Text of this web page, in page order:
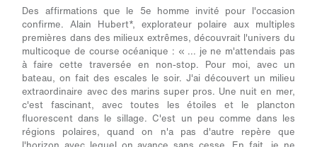
Des affirmations que le 5e homme invité pour l'occasion
confirme. Alain Hubert*, explorateur polaire aux multiples
premières dans des milieux extrêmes, découvrait l'univers du
multicoque de course océanique : « ... je ne m'attendais pas
à faire cette traversée en non-stop. Pour moi, avec un
bateau, on fait des escales le soir. J'ai découvert un milieu
extraordinaire avec des marins super pros. Une nuit en mer,
c'est fascinant, avec toutes les étoiles et le plancton
fluorescent dans le sillage. C'est un peu comme dans les
régions polaires, quand on n'a pas d'autre repère que